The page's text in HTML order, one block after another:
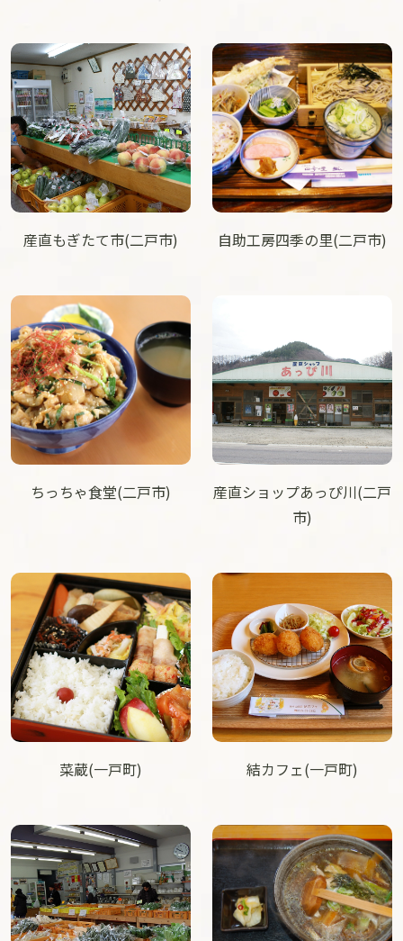
産直もぎたて市(二戸市) 自助工房四季の里(二戸市)
ちっちゃ食堂(二戸市)
産直ショップあっぴ川(二戸
市)
菜蔵(一戸町) 結カフェ(一戸町)